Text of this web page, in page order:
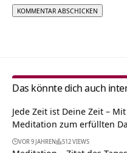
Das könnte dich auch
Jede Zeit ist Deine Zeit –
Meditation zum erfüllten
VOR 9 JAHREN 512 VIEWS